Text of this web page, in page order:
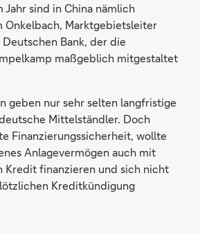
Jahr sind in China nämlich
Onkelbach, Marktgebietsleiter
Bank, der die
maßgeblich mitgestaltet
geben nur sehr selten langfristige
Mittelständler. Doch
Finanzierungssicherheit, wollte
Anlagevermögen auch mit
Kredit finanzieren und sich nicht
Kreditkündigung